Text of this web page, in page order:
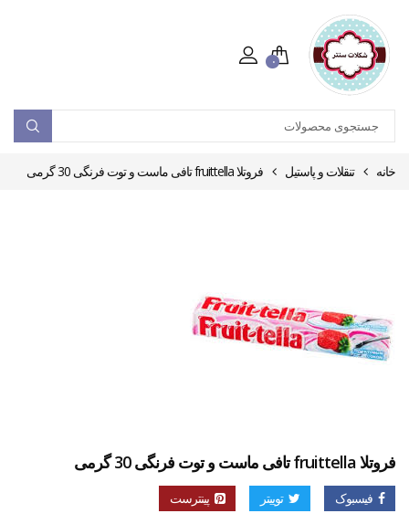
۰
خانه تنقلات و پاستیل فروتلا fruittella تافی ماست و توت فرنگی 30 گرمی
فروتلا fruittella تافی ماست و توت فرنگی 30 گرمی
فیسبوک توییتر پینترست